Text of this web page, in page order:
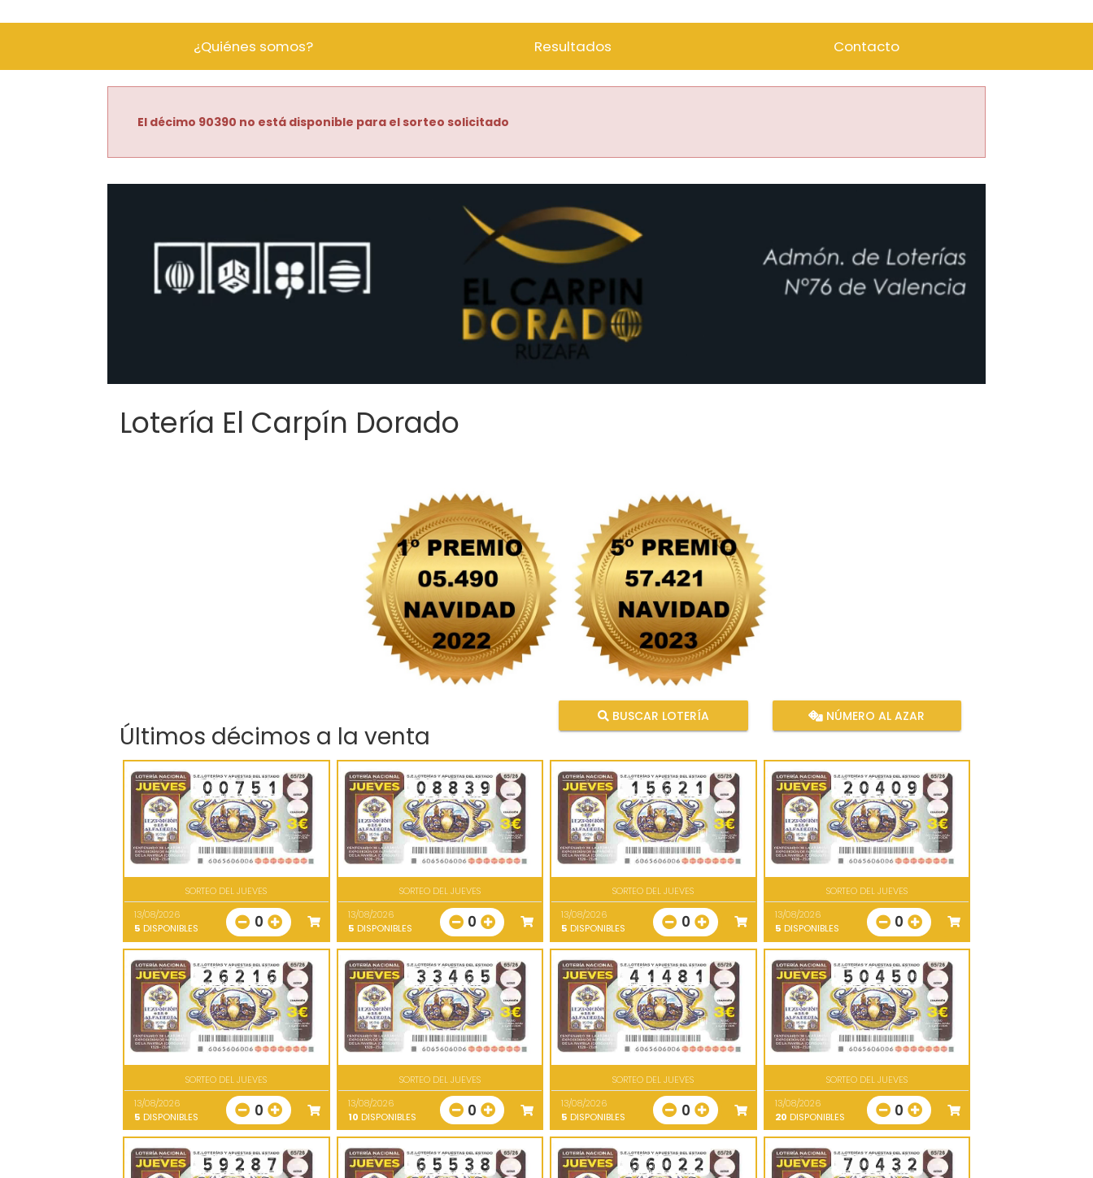
¿Quiénes somos? Resultados Contacto
El décimo 90390 no está disponible para el sorteo solicitado
Lotería El Carpín Dorado
Últimos décimos a la venta
BUSCAR LOTERÍA NÚMERO AL AZAR
SORTEO DEL JUEVES
13/08/2026
5 DISPONIBLES 0
SORTEO DEL JUEVES
13/08/2026
5 DISPONIBLES 0
SORTEO DEL JUEVES
13/08/2026
5 DISPONIBLES 0
SORTEO DEL JUEVES
13/08/2026
5 DISPONIBLES 0
SORTEO DEL JUEVES
13/08/2026
5 DISPONIBLES 0
SORTEO DEL JUEVES
13/08/2026
10 DISPONIBLES 0
SORTEO DEL JUEVES
13/08/2026
5 DISPONIBLES 0
SORTEO DEL JUEVES
13/08/2026
20 DISPONIBLES 0